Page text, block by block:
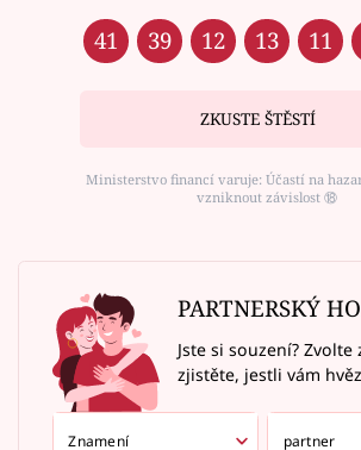
41 39 12 13 11
ZKUSTE ŠTĚSTÍ
Ministerstvo financí varuje: Účastí na
vzniknout závislost ⑱
PARTNERSKÝ
Jste si souzení? Zvolte
zjistěte, jestli vám